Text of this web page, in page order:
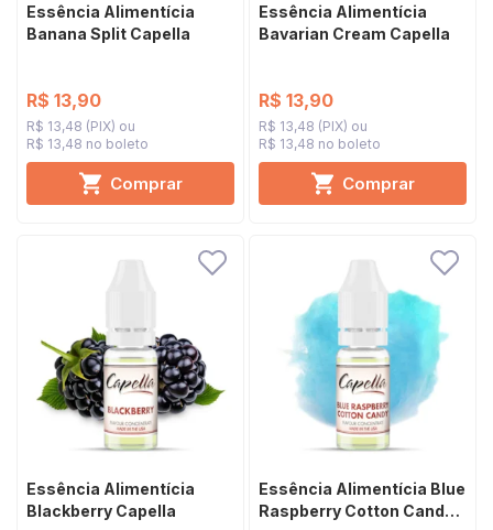
Essência Alimentícia
Banana Split Capella
R$ 13,90
R$ 13,48 (PIX)
R$ 13,48 no boleto
Comprar
Essência Alimentícia
Bavarian Cream Capella
R$ 13,90
R$ 13,48 (PIX)
R$ 13,48 no boleto
Comprar
Essência Alimentícia
Blackberry Capella
Essência Alimentícia Blue
Raspberry Cotton Candy